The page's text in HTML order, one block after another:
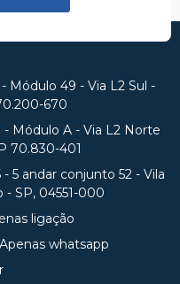
Módulo 49 - Via L2 Sul -
670
- Módulo A - Via L2 Norte
70.830-401
- 5 andar conjunto 52 - Vila
- SP, 04551-000
ligação
whatsapp